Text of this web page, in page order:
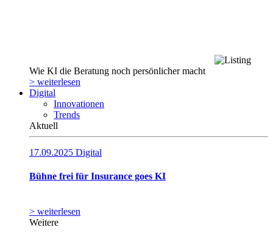
Wie KI die Beratung noch persönlicher macht
> weiterlesen
Digital
Innovationen
Trends
Aktuell
17.09.2025 Digital
Bühne frei für Insurance goes KI
> weiterlesen
Weitere